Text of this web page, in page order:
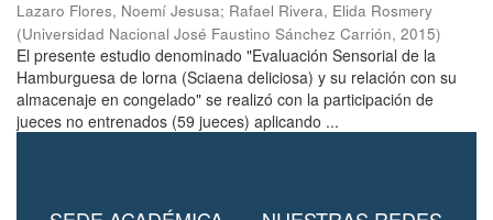
Lazaro Flores, Noemí Jesusa; Rafael Rivera, Elida Rosmery
(Universidad Nacional José Faustino Sánchez Carrión, 2015)
El presente estudio denominado "Evaluación Sensorial de la
Hamburguesa de lorna (Sciaena deliciosa) y su relación con su
almacenaje en congelado" se realizó con la participación de
jueces no entrenados (59 jueces) aplicando ...